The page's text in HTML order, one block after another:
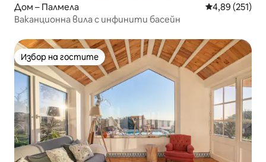
Дом – Палмела Средна
4,89 (251)
Ваканционна вила с инфинити басейн
Избор на гостите
Избор на гостите